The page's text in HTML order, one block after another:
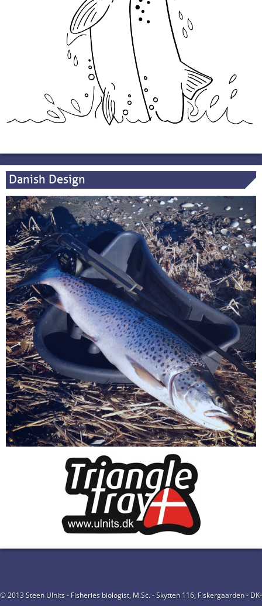
Danish Design
© 2013 Steen Ulnits - Fisheries biologist, M.Sc. - Skytten 116, Fiskergaarden - DK-